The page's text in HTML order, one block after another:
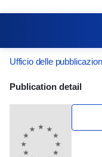
Ufficio delle
Publication
Publication detail